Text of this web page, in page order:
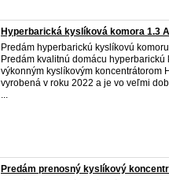
Hyperbarická kyslíková komora 1.3
Predám hyperbarickú kyslíkovú
Predám kvalitnú domácu hyperbarickú
výkonným kyslíkovým koncentrátorom
vyrobená v roku 2022 a je vo veľmi
...
Predám prenosný kyslíkový